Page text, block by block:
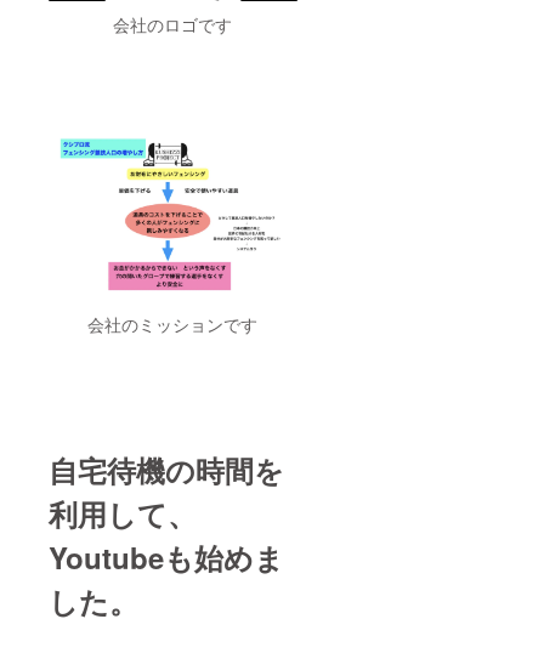
会社のロゴです
会社のミッションです
自宅待機の時間を
利用して、
Youtubeも始めま
した。